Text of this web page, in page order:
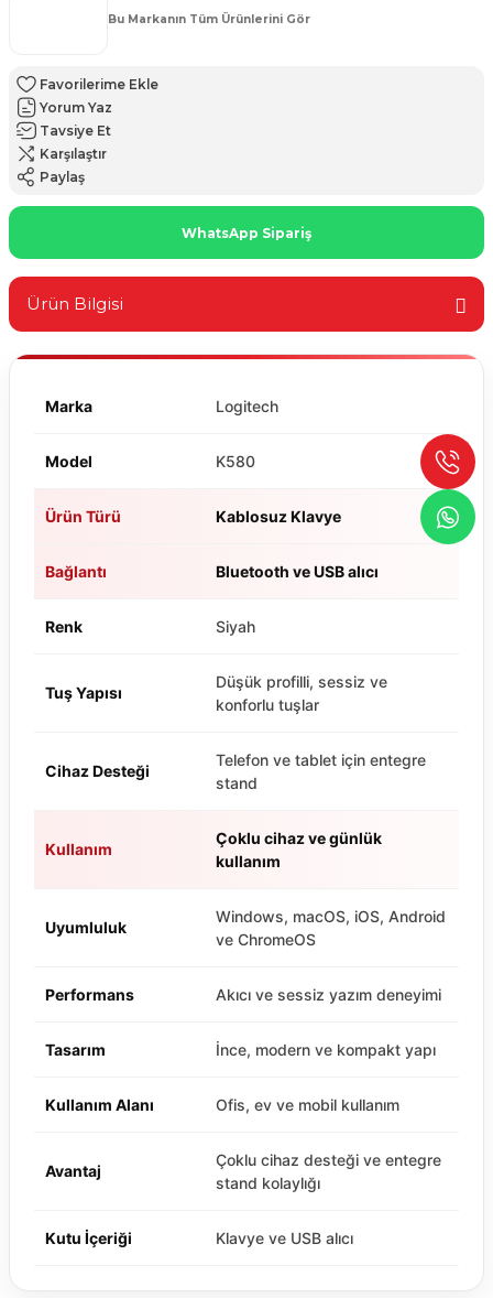
Bu Markanın Tüm Ürünlerini Gör
Yorum Yaz
Tavsiye Et
Karşılaştır
Paylaş
WhatsApp Sipariş
Ürün Bilgisi
Marka Logitech
Model K580
Ürün Türü Kablosuz Klavye
Bağlantı Bluetooth ve USB alıcı
Renk Siyah
Tuş Yapısı
Düşük profilli, sessiz ve
konforlu tuşlar
Cihaz Desteği
Telefon ve tablet için entegre
stand
Kullanım
Çoklu cihaz ve günlük
kullanım
Uyumluluk
Windows, macOS, iOS, Android
ve ChromeOS
Performans Akıcı ve sessiz yazım deneyimi
Tasarım İnce, modern ve kompakt yapı
Kullanım Alanı Ofis, ev ve mobil kullanım
Avantaj
Çoklu cihaz desteği ve entegre
stand kolaylığı
Kutu İçeriği Klavye ve USB alıcı